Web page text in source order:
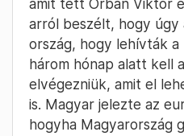
Molnár Réka
„C'est la vie” –
azoknak a
nem tetszik a